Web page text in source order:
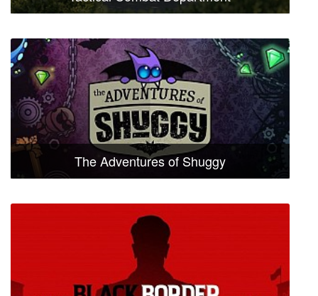
The Adventures of Shuggy